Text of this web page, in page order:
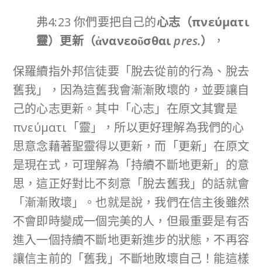
弗4:23 你們要把自己的心志（πνεύματι
靈）更新（ἀνανεοῦσθαιpres.）
，
保羅續指外邦信徒要「脫去從前的行為、脫去
舊我」，因為這舊我會漸漸敗壞的，並要讓自
己的心志更新。其中「心志」在原文其實是
πνεύματι「靈」，所以更好理解為我們的心
思意念藉著聖靈得以更新，而「更新」在原文
是現在式，可理解為「持續不斷地更新」的意
思，這正好對比不刻意「脫去舊我」的話就會
「漸漸敗壞」。也就是說，我們在信主後雖然
不會即時變成一個完美的人，但最重要是有否
進入一個持續不斷地更新進步的狀態，不再容
讓信主前的「舊我」不斷地敗壞自己！能這樣